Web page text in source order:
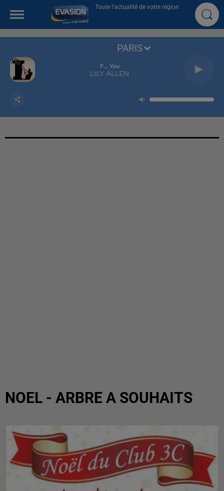
Toute l'actualité de votre région
F... You
LILY ALLEN
PARIS
NOEL - ARBRE A SOUHAITS